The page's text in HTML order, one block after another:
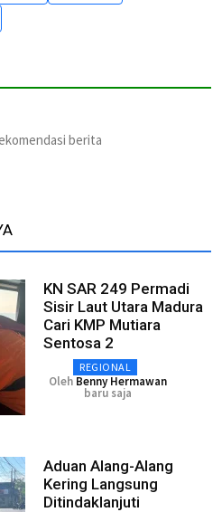
berita
KN SAR 249 Permadi
Sisir Laut Utara Madura
Cari KMP Mutiara
Sentosa 2
REGIONAL
Oleh Benny Hermawan
baru saja
Aduan Alang-Alang
Kering Langsung
Ditindaklanjuti